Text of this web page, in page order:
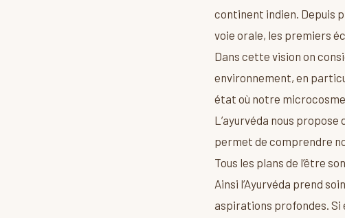
continent indien. Depuis
voie orale, les premiers
Dans cette vision on
environnement, en
état où notre
L’ayurvéda nous
permet de comprendre
Tous les plans de l’être
Ainsi l’Ayurvéda prend
aspirations profondes. Si